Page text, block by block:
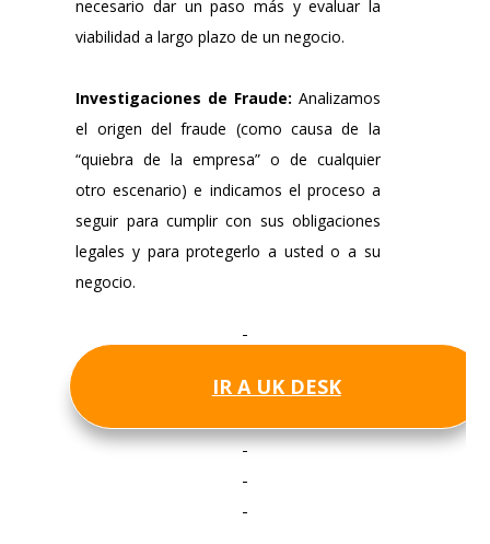
necesario dar un paso más y evaluar la
viabilidad a largo plazo de un negocio.
Investigaciones de Fraude: Analizamos
el origen del fraude (como causa de la
“quiebra de la empresa” o de cualquier
otro escenario) e indicamos el proceso a
seguir para cumplir con sus obligaciones
legales y para protegerlo a usted o a su
negocio.
IR A UK DESK